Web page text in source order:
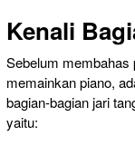
Kenali
Sebelum membahas
memainkan piano,
bagian-bagian jari
yaitu: